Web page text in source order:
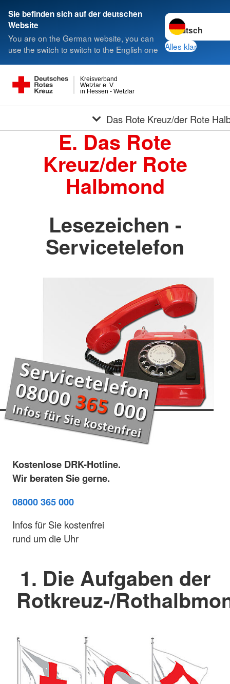
Sie befinden sich auf der deutschen
Website
You are on the German website, you can
use the switch to switch to the English one
Sprache
Alles klar
in Hessen - Wetzlar
Wetzlar e. V.
Kreisverband
Das Rote Kreuz/der Rote
E. Das Rote
Kreuz/der Rote
Halbmond
Lesezeichen -
Servicetelefon
Kostenlose DRK-Hotline.
Wir beraten Sie gerne.
08000 365 000
Infos für Sie kostenfrei
rund um die Uhr
1. Die Aufgaben der
Rotkreuz-/